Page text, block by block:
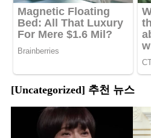
[Uncategorized] 추천 뉴스